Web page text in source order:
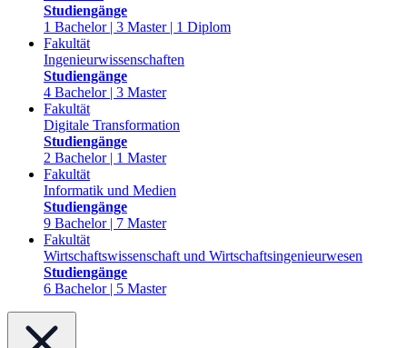
Studiengänge
1 Bachelor | 3 Master | 1 Diplom
Fakultät
Ingenieurwissenschaften
Studiengänge
4 Bachelor | 3 Master
Fakultät
Digitale Transformation
Studiengänge
2 Bachelor | 1 Master
Fakultät
Informatik und Medien
Studiengänge
9 Bachelor | 7 Master
Fakultät
Wirtschaftswissenschaft und Wirtschaftsingenieurwesen
Studiengänge
6 Bachelor | 5 Master